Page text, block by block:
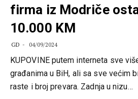
firma iz Modriče
10.000 KM
GD 04/09/2024
KUPOVINE putem interneta sve
građanima u BiH, ali sa sve većim
raste i broj prevara. Zadnja u nizu…